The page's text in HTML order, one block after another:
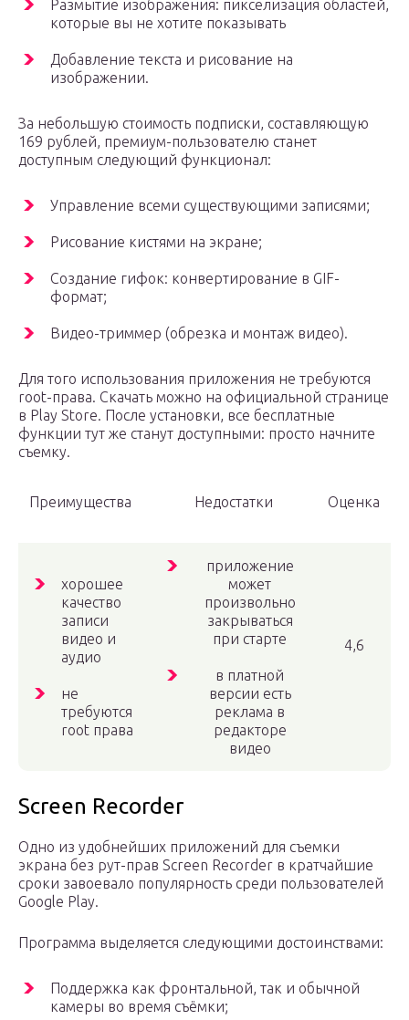
Размытие изображения: пикселизация областей,
которые вы не хотите показывать
Добавление текста и рисование на
изображении.
За небольшую стоимость подписки, составляющую
169 рублей, премиум-пользователю станет
доступным следующий функционал:
Управление всеми существующими записями;
Рисование кистями на экране;
Создание гифок: конвертирование в GIF-
формат;
Видео-триммер (обрезка и монтаж видео).
Для того использования приложения не требуются
root-права. Скачать можно на официальной странице
в Play Store. После установки, все бесплатные
функции тут же станут доступными: просто начните
съемку.
Преимущества Недостатки Оценка
хорошее
качество
записи
видео и
аудио
не
требуются
root права
приложение
может
произвольно
закрываться
при старте
в платной
версии есть
реклама в
редакторе
видео
4,6
Screen Recorder
Одно из удобнейших приложений для съемки
экрана без рут-прав Screen Recorder в кратчайшие
сроки завоевало популярность среди пользователей
Google Play.
Программа выделяется следующими достоинствами:
Поддержка как фронтальной, так и обычной
камеры во время съёмки;